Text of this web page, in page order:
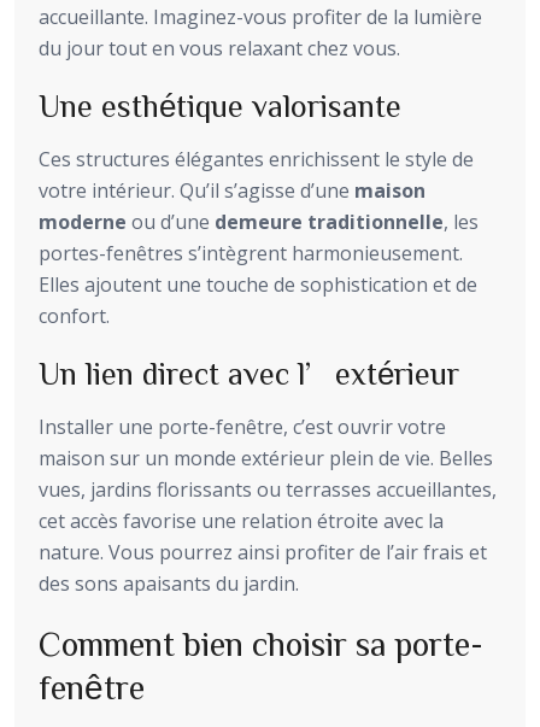
accueillante. Imaginez-vous profiter de la lumière
du jour tout en vous relaxant chez vous.
Une esthétique valorisante
Ces structures élégantes enrichissent le style de
votre intérieur. Qu’il s’agisse d’une maison
moderne ou d’une demeure traditionnelle, les
portes-fenêtres s’intègrent harmonieusement.
Elles ajoutent une touche de sophistication et de
confort.
Un lien direct avec l’extérieur
Installer une porte-fenêtre, c’est ouvrir votre
maison sur un monde extérieur plein de vie. Belles
vues, jardins florissants ou terrasses accueillantes,
cet accès favorise une relation étroite avec la
nature. Vous pourrez ainsi profiter de l’air frais et
des sons apaisants du jardin.
Comment bien choisir sa porte-
fenêtre